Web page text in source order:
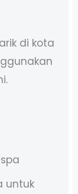
di kota
untuk